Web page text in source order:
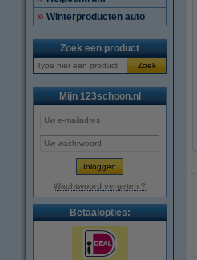
Winterproducten auto
Zoek een product
Zoek
Mijn 123schoon.nl
Wachtwoord vergeten ?
Betaalopties: